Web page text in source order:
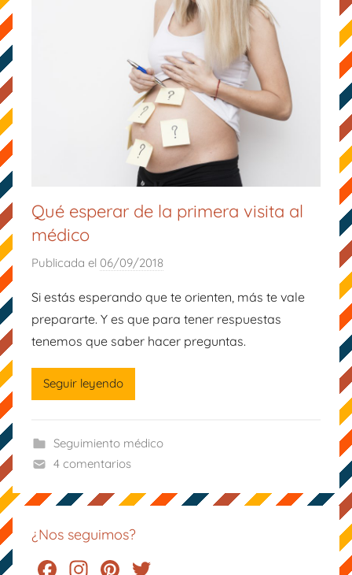
Qué esperar de la primera visita al
médico
Publicada el 06/09/2018
r
M
a
e
Si estás esperando que te orienten, más te vale
prepararte. Y es que para tener respuestas
tenemos que saber hacer preguntas.
Seguir leyendo
Seguimiento médico
4 comentarios
¿Nos seguimos?